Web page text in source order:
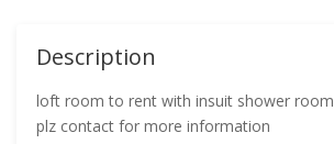
Description
loft room to rent with insuit shower room
plz contact for more information